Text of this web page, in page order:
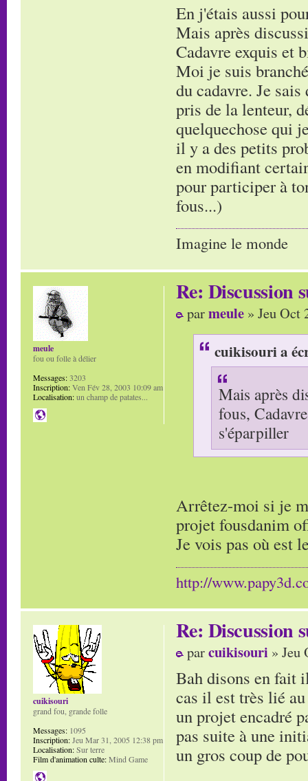
En j'étais aussi
Mais après
Cadavre exquis et
Moi je suis
du cadavre. Je
pris de la lenteur,
quelquechose qui
il y a des petits
en modifiant
pour participer à
fous...)
Imagine le monde
Re: Discussion
parmeule » Jeu Oct
cuikisouri a
Mais après
fous,
s'éparpiller
Arrêtez-moi si je
projet fousdanim
Je vois pas où est
http://
meule
fou ou folle à délier
Messages:3203
Inscription:Ven Fév 28, 2003 10:09 am
Localisation:un champ de patates...
Re: Discussion
parcuikisouri » Jeu
Bah disons en fait
cas il est très lié
un projet encadré
pas suite à une
un gros coup de
cuikisouri
grand fou, grande folle
Messages: 1095
Inscription:Jeu Mar 31, 2005 12:38 pm
Localisation:Sur terre
Film d'animation culte:Mind Game